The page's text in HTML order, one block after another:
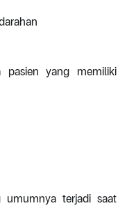
pasien yang memiliki
umumnya terjadi saat